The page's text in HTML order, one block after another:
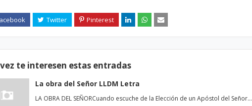
te interesen estas entradas
La obra del Señor LLDM Letra
LA OBRA DEL SEÑORCuando escuche de la Elección de un Apóstol del Señor…